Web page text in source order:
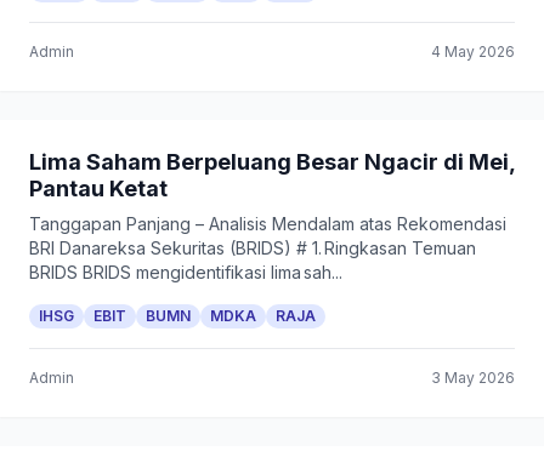
Admin 4 May 2026
Lima Saham Berpeluang Besar Ngacir di Mei,
Pantau Ketat
Tanggapan Panjang – Analisis Mendalam atas Rekomendasi
BRI Danareksa Sekuritas (BRIDS) # 1. Ringkasan Temuan
BRIDS BRIDS mengidentifikasi lima sah...
IHSG EBIT BUMN MDKA RAJA
Admin 3 May 2026